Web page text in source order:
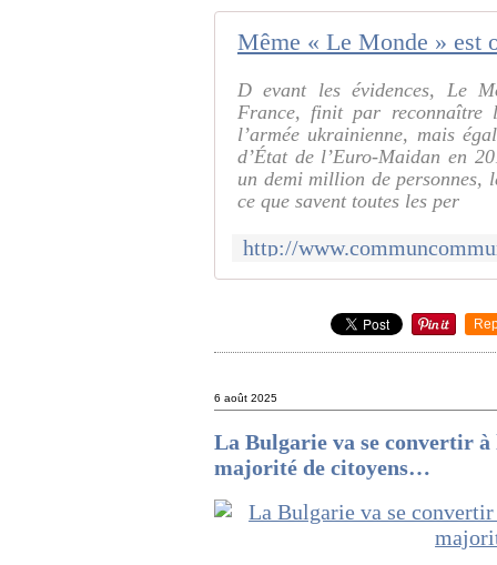
D evant les évidences, Le
France, finit par reconnaître
l’armée ukrainienne, mais
d’État de l’Euro-Maidan en
un demi million de personnes,
ce que savent toutes les per
6 août 2025
La Bulgarie va se convertir à
majorité de citoyens…